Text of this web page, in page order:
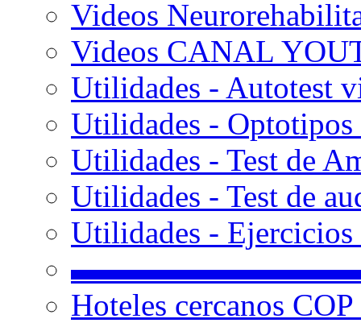
Videos
Videos CANAL
Utilidades - Autotest
Utilidades -
Utilidades - Test de
Utilidades - Test de
Utilidades -
Hoteles cercanos